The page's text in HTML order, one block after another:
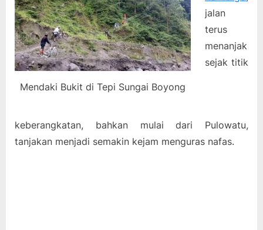
Jalan
Menanjak
ke
Turgo
Mendaki Bukit di Tepi Sungai Boyong
jalan
terus
menanjak
sejak titik
keberangkatan, bahkan mulai dari Pulowatu,
tanjakan menjadi semakin kejam menguras nafas.